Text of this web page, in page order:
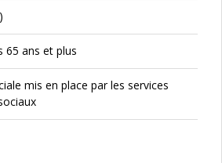
65 ans et plus
mis en place par les services